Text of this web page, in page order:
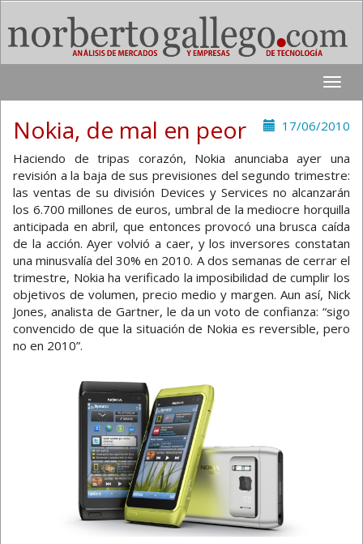
Toggle
17/06/2010
Nokia, de mal en peor
Haciendo de tripas corazón, Nokia anunciaba ayer una
revisión a la baja de sus previsiones del segundo trimestre:
las ventas de su división Devices y Services no alcanzarán
los 6.700 millones de euros, umbral de la mediocre horquilla
anticipada en abril, que entonces provocó una brusca caída
de la acción. Ayer volvió a caer, y los inversores constatan
una minusvalía del 30% en 2010. A dos semanas de cerrar el
trimestre, Nokia ha verificado la imposibilidad de cumplir los
objetivos de volumen, precio medio y margen. Aun así, Nick
Jones, analista de Gartner, le da un voto de confianza: “sigo
convencido de que la situación de Nokia es reversible, pero
no en 2010”.